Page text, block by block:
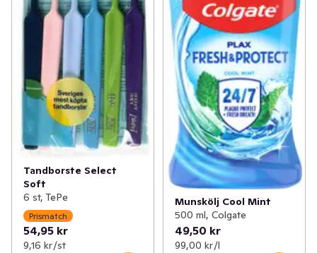
Tandborste Select
Soft
6 st, TePe
Prismatch
54,95 kr
9,16 kr /st
Munskölj Cool Mint
500 ml, Colgate
49,50 kr
99,00 kr /l